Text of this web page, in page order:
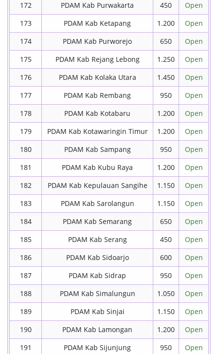
172
PDAM Kab Purwakarta 450
Open
173
PDAM Kab Ketapang 1.200
Open
174
PDAM Kab Purworejo 650
Open
175
PDAM Kab Rejang Lebong 1.250
Open
176
PDAM Kab Kolaka Utara 1.450
Open
177
PDAM Kab Rembang 950
Open
178
PDAM Kab Kotabaru 1.200
Open
179
PDAM Kab Kotawaringin Timur 1.200
Open
180
PDAM Kab Sampang 950
Open
181
PDAM Kab Kubu Raya 1.200
Open
182
PDAM Kab Kepulauan Sangihe 1.150
Open
183
PDAM Kab Sarolangun 1.150
Open
184
PDAM Kab Semarang 650
Open
185
PDAM Kab Serang 450
Open
186
PDAM Kab Sidoarjo 600
Open
187
PDAM Kab Sidrap 950
Open
188
PDAM Kab Simalungun 1.050
Open
189
PDAM Kab Sinjai 1.150
Open
190
PDAM Kab Lamongan 1.200
Open
191
PDAM Kab Sijunjung 950 Open